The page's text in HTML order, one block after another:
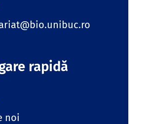
rapidă
noi